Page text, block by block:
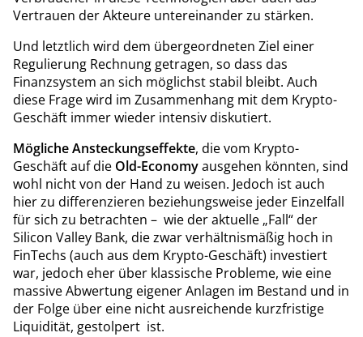
Vertrauen der Akteure untereinander zu stärken.
Und letztlich wird dem übergeordneten Ziel einer
Regulierung Rechnung getragen, so dass das
Finanzsystem an sich möglichst stabil bleibt. Auch
diese Frage wird im Zusammenhang mit dem Krypto-
Geschäft immer wieder intensiv diskutiert.
Mögliche Ansteckungseffekte, die vom Krypto-
Geschäft auf die Old-Economyausgehen könnten, sind
wohl nicht von der Hand zu weisen. Jedoch ist auch
hier zu differenzieren beziehungsweise jeder Einzelfall
für sich zu betrachten – wie der aktuelle „Fall“ der
Silicon Valley Bank, die zwar verhältnismäßig hoch in
FinTechs (auch aus dem Krypto-Geschäft) investiert
war, jedoch eher über klassische Probleme, wie eine
massive Abwertung eigener Anlagen im Bestand und in
der Folge über eine nicht ausreichende kurzfristige
Liquidität, gestolpert ist.